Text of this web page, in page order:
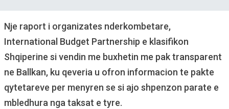
Nje raport i organizates nderkombetare,
International Budget Partnership e klasifikon
Shqiperine si vendin me buxhetin me pak transparent
ne Ballkan, ku qeveria u ofron informacion te pakte
qytetareve per menyren se si ajo shpenzon parate e
mbledhura nga taksat e tyre.